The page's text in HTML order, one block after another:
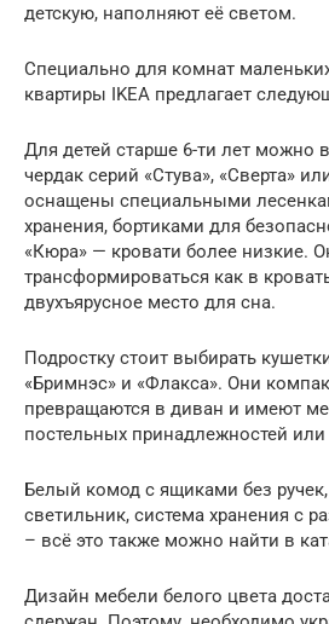
детскую, наполняют её светом.
Специально для комнат
квартиры IKEA предлагает
Для детей старше 6-ти лет можно
чердак серий «Стува», «Сверта»
оснащены специальными
хранения, бортиками для
«Кюра» — кровати более низкие.
трансформироваться как в
двухъярусное место для сна.
Подростку стоит выбирать
«Бримнэс» и «Флакса». Они
превращаются в диван и имеют
постельных принадлежностей
Белый комод с ящиками без
светильник, система хранения с
– всё это также можно найти в
Дизайн мебели белого цвета